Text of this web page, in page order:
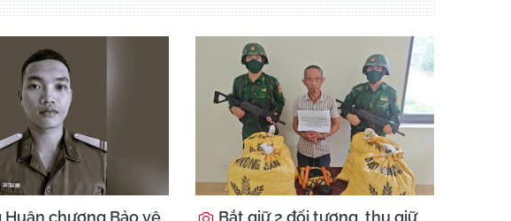
Huân chương Bảo vệ Bắt giữ 2 đối tượng, thu giữ